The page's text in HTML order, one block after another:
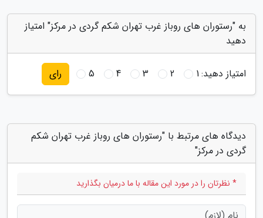
به "رستوران های روباز غرب تهران شکم گردی در مرکز" امتیاز
دهید
امتیاز دهید:1
2
3
4
5 رای
دیدگاه های مرتبط با "رستوران های روباز غرب تهران شکم
گردی در مرکز"
* نظرتان را در مورد این مقاله با ما درمیان بگذارید